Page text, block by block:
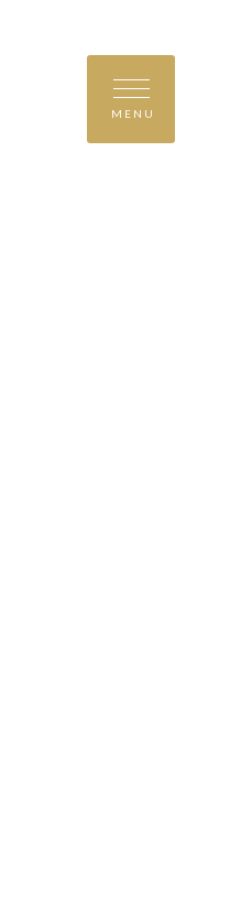
MENU